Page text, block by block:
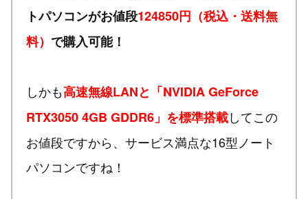
トパソコンがお値段124850円（税込・送料無
料） で購入可能！
しかも高速無線LANと「NVIDIA GeForce
RTX3050 4GB GDDR6」を標準搭載してこの
お値段ですから、サービス満点な16型ノート
パソコンですね！